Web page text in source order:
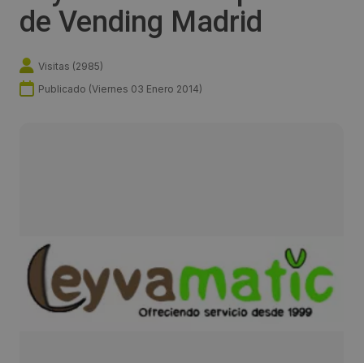
de Vending Madrid
Visitas (2985)
Publicado (Viernes 03 Enero 2014)